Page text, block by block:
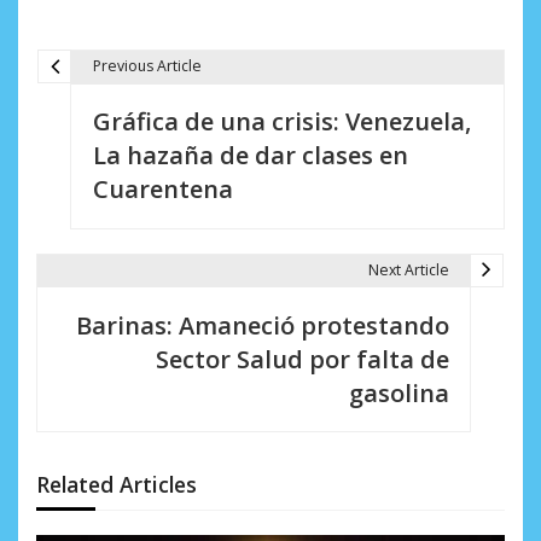
n
d
Previous Article
Gráfica de una crisis: Venezuela,
La hazaña de dar clases en
Cuarentena
Next Article
Barinas: Amaneció protestando
Sector Salud por falta de
gasolina
Related Articles